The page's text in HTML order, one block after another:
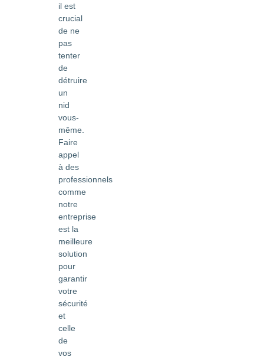
il est
crucial
de ne
pas
tenter
de
détruire
un
nid
vous-
même.
Faire
appel
à des
professionnels
comme
notre
entreprise
est la
meilleure
solution
pour
garantir
votre
sécurité
et
celle
de
vos